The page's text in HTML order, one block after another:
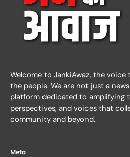
Welcome to JankiAwaz, the
the people. We are not just a
platform dedicated to amplifying
perspectives, and voices that
community and beyond.
Meta